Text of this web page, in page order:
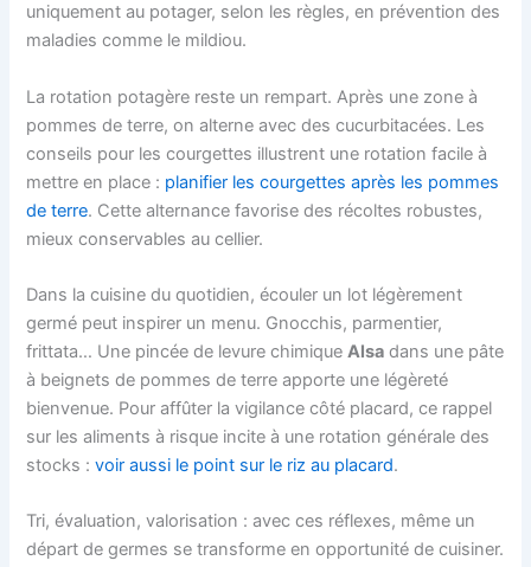
uniquement au potager, selon les règles, en prévention des
maladies comme le mildiou.
La rotation potagère reste un rempart. Après une zone à
pommes de terre, on alterne avec des cucurbitacées. Les
conseils pour les courgettes illustrent une rotation facile à
mettre en place : planifier les courgettes après les pommes
de terre. Cette alternance favorise des récoltes robustes,
mieux conservables au cellier.
Dans la cuisine du quotidien, écouler un lot légèrement
germé peut inspirer un menu. Gnocchis, parmentier,
frittata… Une pincée de levure chimiqueAlsa dans une pâte
à beignets de pommes de terre apporte une légèreté
bienvenue. Pour affûter la vigilance côté placard, ce rappel
sur les aliments à risque incite à une rotation générale des
stocks :voir aussi le point sur le riz au placard.
Tri, évaluation, valorisation : avec ces réflexes, même un
départ de germes se transforme en opportunité de cuisiner.